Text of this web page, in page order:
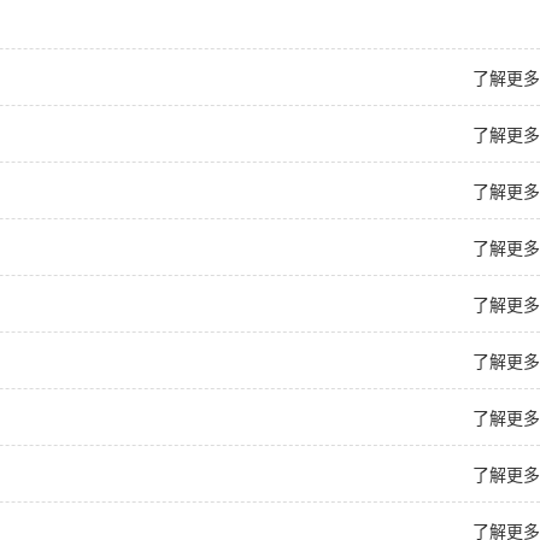
了解更多
了解更多
了解更多
了解更多
了解更多
了解更多
了解更多
了解更多
了解更多